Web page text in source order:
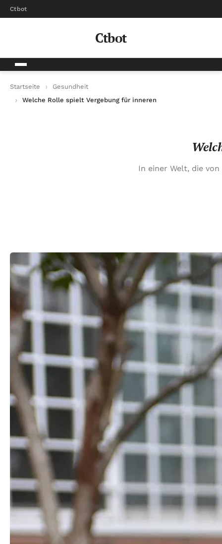
Ctbot
Ctbot
Startseite
Gesundheit
Welche Rolle spielt Vergebung für inneren Frieden?
In einer Welt, die